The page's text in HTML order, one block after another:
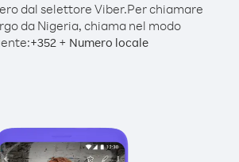
dal selettore Viber.Per chiamare
da Nigeria, chiama nel modo
+352 + Numero locale